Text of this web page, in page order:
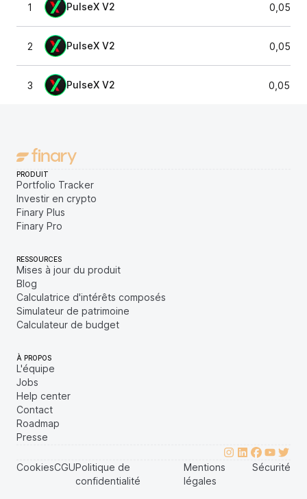
1 PulseX V2
2 PulseX V2
3 PulseX V2
PRODUIT
Portfolio Tracker
Investir en crypto
Finary Plus
Finary Pro
RESSOURCES
Mises à jour du produit
Blog
Calculatrice d'intérêts composés
Simulateur de patrimoine
Calculateur de budget
À PROPOS
L'équipe
Jobs
Help center
Contact
Roadmap
Presse
CookiesCGUPolitique de
confidentialité
Mentions
légales
Sécurité